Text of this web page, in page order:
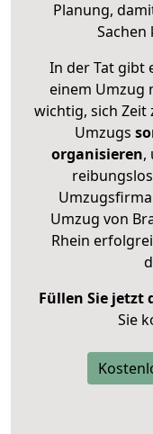
Planung,
In der Tat gibt
einem Umzug
wichtig, sich Zeit
Umzugs
organisieren,
Umzug von
Rhein
Füllen Sie jetzt
Sie